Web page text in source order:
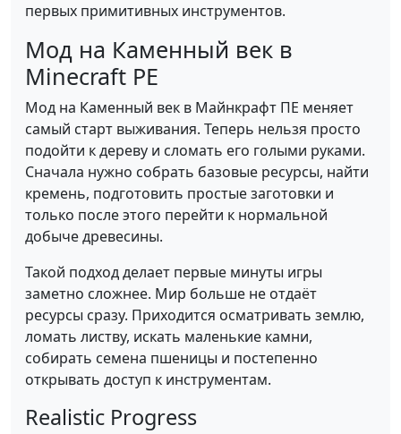
первых примитивных инструментов.
Мод на Каменный век в
Minecraft PE
Мод на Каменный век в Майнкрафт ПЕ меняет
самый старт выживания. Теперь нельзя просто
подойти к дереву и сломать его голыми руками.
Сначала нужно собрать базовые ресурсы, найти
кремень, подготовить простые заготовки и
только после этого перейти к нормальной
добыче древесины.
Такой подход делает первые минуты игры
заметно сложнее. Мир больше не отдаёт
ресурсы сразу. Приходится осматривать землю,
ломать листву, искать маленькие камни,
собирать семена пшеницы и постепенно
открывать доступ к инструментам.
Realistic Progress